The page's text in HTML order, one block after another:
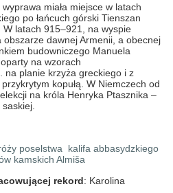
miała miejsce w latach
po łańcuch górski Tienszan
latach 915–921, na wyspie
dawnej Armenii, a obecnej
budowniczego Manuela
na wzorach
na planie krzyża greckiego i z
kopułą. W Niemczech od
na króla Henryka Ptasznika –
poselstwa kalifa abbasydzkiego
kamskich Almiša
rekord: Karolina